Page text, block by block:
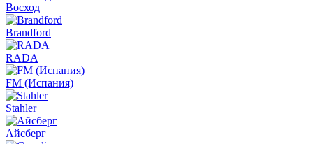
Восход
Brandford
RADA
FM (Испания)
Stahler
Айсберг